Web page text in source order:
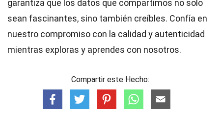
garantiza que los datos que compartimos no solo
sean fascinantes, sino también creíbles. Confía en
nuestro compromiso con la calidad y autenticidad
mientras exploras y aprendes con nosotros.
Compartir este Hecho: